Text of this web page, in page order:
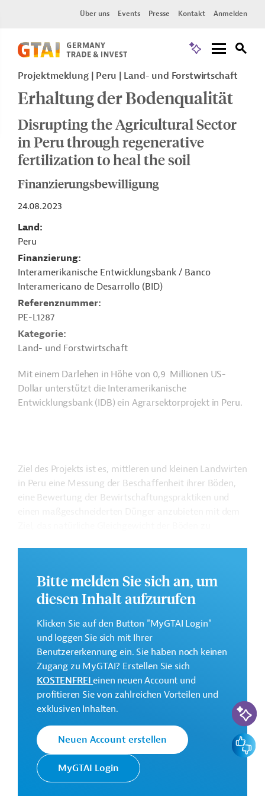
Über uns Events Presse Kontakt Anmelden
Projektmeldung Peru Land- und Forstwirtschaft
Erhaltung der Bodenqualität
Disrupting the Agricultural Sector
in Peru through regenerative
fertilization to heal the soil
Finanzierungsbewilligung
24.08.2023
Land
Peru
Finanzierung
Interamerikanische Entwicklungsbank / Banco
Interamericano de Desarrollo (BID)
Referenznummer
PE-L1287
Kategorie
Land- und Forstwirtschaft
Mit einem Darlehen in Höhe von 0,9 Millionen US-
Dollar unterstützt die Interamerikanische
Entwicklungsbank (IDB) ein Agrarsektorprojekt in Peru.
Ziel des Projekts ist es, mittleren und kleinen Landwirten
in Peru eine Messung der Beschaffenheit ihrer Böden,
eine Bewertung der Bewirtschaftungspraktiken und
finden Sie auf derWebseite der IDB
.
Gesamtkosten:
Geberbeitrag:
0,9 Millionen US-Dollar (Darlehen)
Kontaktadresse
Interamerikanische
Entwicklungsbank
(IDB)
Die IDB ist die wichtigste
Finanzierungsinstitution für
Entwicklungsprojekte in der
Bitte melden Sie sich an, um
diesen Inhalt aufzurufen
Klicken Sie auf den Button "MyGTAI Login"
und loggen Sie sich mit Ihrer
Benutzererkennung ein. Sie haben noch keinen
Zugang zu MyGTAI? Erstellen Sie sich
KOSTENFREIeinen neuen Account und
profitieren Sie von zahlreichen Vorteilen und
exklusiven Inhalten.
Neuen Account erstellen
MyGTAI Login
KI-